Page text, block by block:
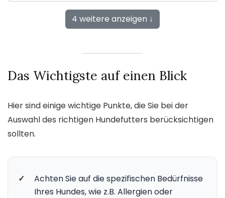
4 weitere anzeigen ↓
Das Wichtigste auf einen Blick
Hier sind einige wichtige Punkte, die Sie bei der
Auswahl des richtigen Hundefutters berücksichtigen
sollten.
✓
Achten Sie auf die spezifischen Bedürfnisse
Ihres Hundes, wie z.B. Allergien oder